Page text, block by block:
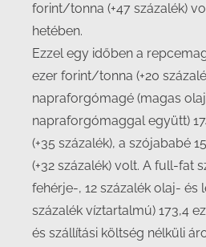
forint/tonna (+47 százalék)
hetében.
Ezzel egy időben a
ezer forint/tonna (+20
napraforgómagé (magas
napraforgómaggal együtt)
(+35 százalék), a szójababé
(+32 százalék) volt. A full-fat
fehérje-, 12 százalék olaj- és
százalék víztartalmú) 173,4
és szállítási költség nélküli